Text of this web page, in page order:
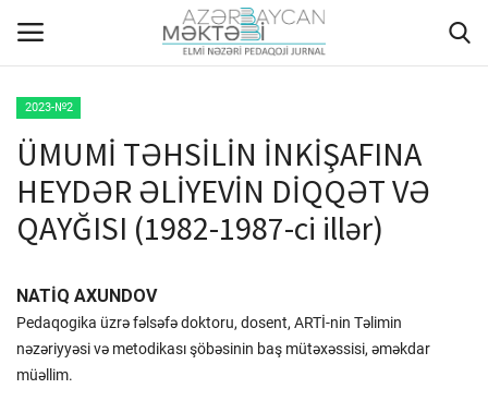
ANA SƏHİFƏ
HAQQIMIZDA
MÜƏLLİFLƏR ÜÇÜN TƏLİMAT
ARXİV
2023-№2
ÜMUMİ TƏHSİLİN İNKİŞAFINA
HEYDƏR ƏLİYEVİN DİQQƏT VƏ
QAYĞISI (1982-1987-ci illər)
NATİQ AXUNDOV
Pedaqogika üzrə fəlsəfə doktoru, dosent, ARTİ-nin Təlimin
nəzəriyyəsi və metodikası şöbəsinin baş mütəxəssisi, əməkdar
müəllim.